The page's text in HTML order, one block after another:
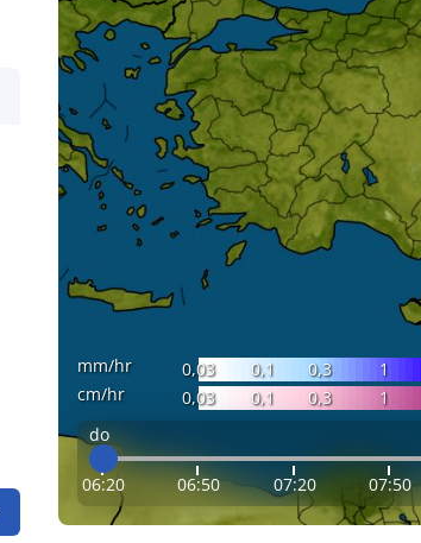
mm/hr 0,03 0,1 0,3 1
cm/hr
0,03 0,1 0,3 1
do
06:20 06:50 07:20 07:50